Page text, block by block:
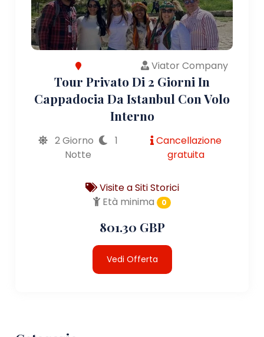
Viator Company
Tour Privato Di 2 Giorni In
Cappadocia Da Istanbul Con Volo
Interno
2 Giorno
1
Notte
Cancellazione
gratuita
Visite a Siti Storici
Età minima
0
801.30 GBP
Vedi Offerta